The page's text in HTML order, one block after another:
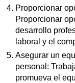
Proporcionar
Proporcionar
desarrollo
laboral y el
Asegurar un
personal:
promueva el